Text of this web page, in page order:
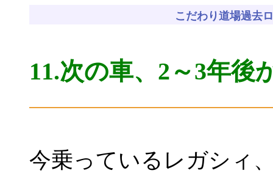
こだわり道場過
11.次の車、2～3年後
今乗っているレガシィ